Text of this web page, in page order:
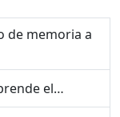
de memoria a
el…